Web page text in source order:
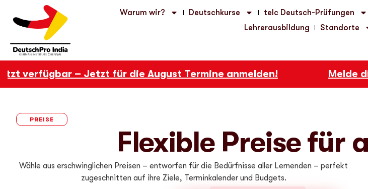
Warum wir? Deutschkurse telc Deutsch-Prüfungen
Lehrerausbildung
Standorte
– Jetzt für die August Termine anmelden! Melde
PREISE
Flexible Preise für
Wähle aus erschwinglichen Preisen – entworfen für die Bedürfnisse aller Lernenden – perfekt
zugeschnitten auf ihre Ziele, Terminkalender und Budgets.